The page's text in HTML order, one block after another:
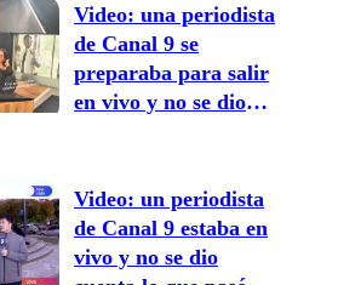
Video: una periodista
de Canal 9 se
preparaba para salir
en vivo y no se dio
Video: un periodista
de Canal 9 estaba en
vivo y no se dio